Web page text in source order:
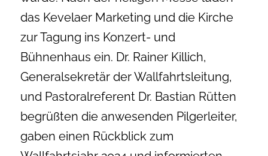
das Kevelaer Marketing und die Kirche
zur Tagung ins Konzert- und
Bühnenhaus ein. Dr. Rainer Killich,
Generalsekretär der Wallfahrtsleitung,
und Pastoralreferent Dr. Bastian Rütten
begrüßten die anwesenden Pilgerleiter,
gaben einen Rückblick zum